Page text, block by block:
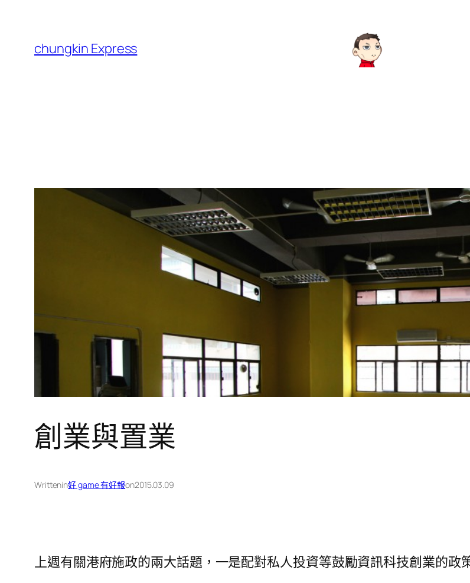
chungkin Express
創業與置業
Writtenin好 game 有好報on2015.03.09
上週有關港府施政的兩大話題，一是配對私人投資等鼓勵資訊科技創業的政